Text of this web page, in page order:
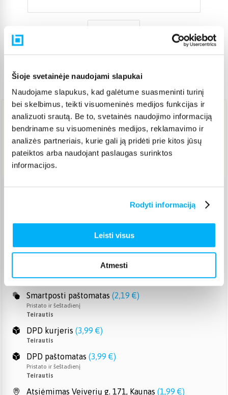
Šioje svetainėje naudojami slapukai
Naudojame slapukus, kad galėtume suasmeninti turinį
bei skelbimus, teikti visuomeninės medijos funkcijas ir
analizuoti srautą. Be to, svetainės naudojimo informaciją
bendriname su visuomeninės medijos, reklamavimo ir
analizės partneriais, kurie gali ją pridėti prie kitos jūsų
pateiktos arba naudojant paslaugas surinktos
informacijos.
Rodyti informaciją
Leisti visus
Atmesti
Prekės kodas 5563778
8,51 €
IŠPARDUOTA
2,99 € )
(2,39 € )
Teirautis
Smartposti paštomatas (2,19 €)
Pristato ir šeštadienį
Teirautis
DPD kurjeris (3,99 €)
Teirautis
DPD paštomatas (3,99 €)
Pristato ir šeštadienį
Teirautis
Atsiėmimas Veiverių g. 171, Kaunas (1,99 €)